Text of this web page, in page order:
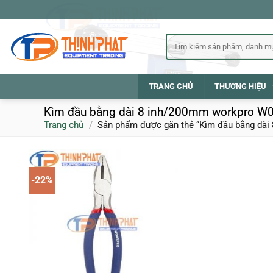
qua
dung
Tìm
kiếm:
TRANG CHỦ THƯƠNG HIỆU
Kìm đầu bằng dài 8 inh/200mm workpro
Trang chủ / Sản phẩm được gắn thẻ “Kìm đầu bằng
-22%